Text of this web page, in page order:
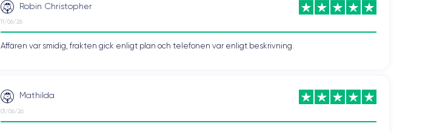
Desbloqueado
Robin Christopher
11/06/26
Affären var smidig, frakten gick enligt plan och telefonen var enligt beskrivning.
Mathilda
01/06/26